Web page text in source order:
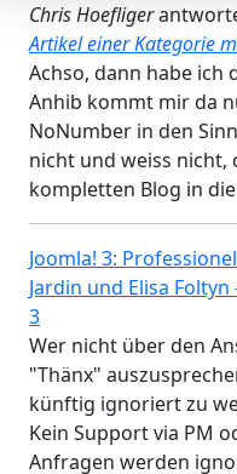
Chris Hoefliger
Artikel einer Kategorie
Achso, dann habe ich
Anhib kommt mir da
NoNumber in den
nicht und weiss nicht,
kompletten Blog in
Joomla! 3:
Jardin und Elisa
3
Wer nicht über den
"Thänx"
künftig ignoriert zu
Kein Support via PM
Anfragen werden